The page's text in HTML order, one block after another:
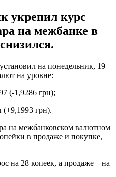
укрепил курс
на межбанке в
на понедельник, 19
на уровне:
(-1,9286 грн);
(+9,1993 грн).
на межбанковском валютном
в продаже и покупке,
на 28 копеек, а продаже – на